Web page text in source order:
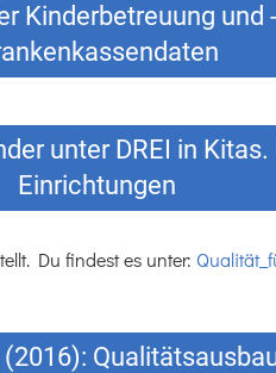
Kinderbetreuung
unter DREI in
Einrichtungen
Du findest es unter: